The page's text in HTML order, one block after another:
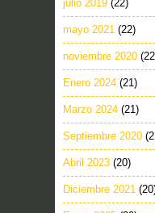
julio 2019 (22)
mayo 2021 (22)
noviembre 2020
Enero 2024 (21)
Marzo 2024 (21)
Septiembre 2020
Abril 2023 (20)
Diciembre 2021